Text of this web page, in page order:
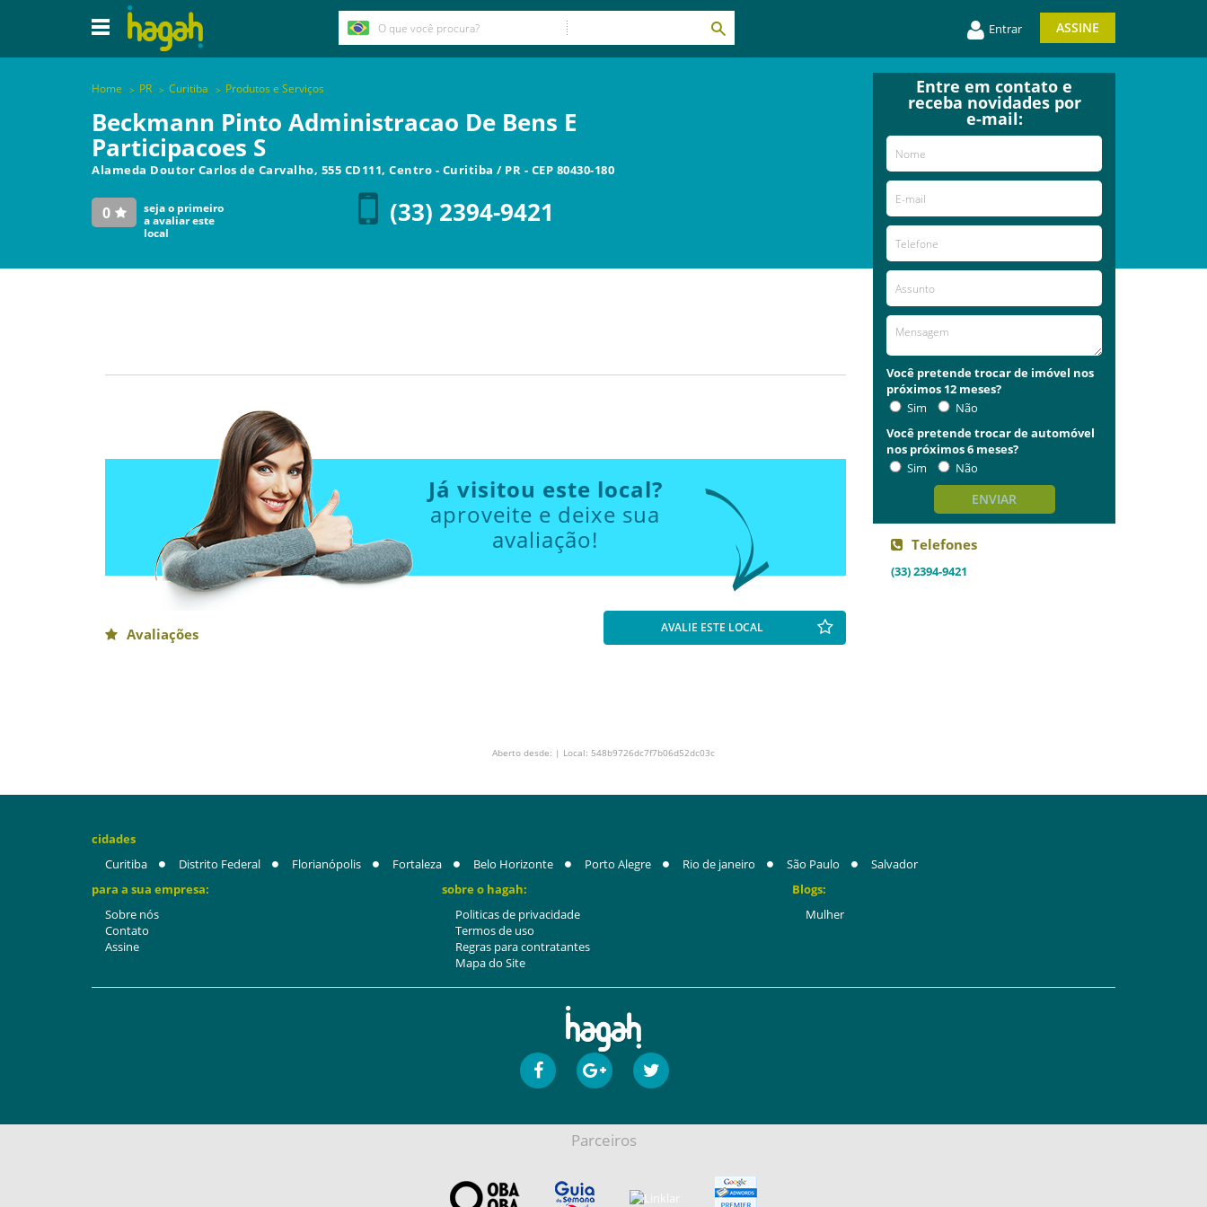
Entrar ASSINE
Home PR Curitiba Produtos e Serviços
Beckmann Pinto Administracao De Bens E
Participacoes S
Alameda Doutor Carlos de Carvalho, 555 CD111, Centro - Curitiba / PR - CEP 80430-180
0
seja o primeiro
a avaliar este
local
(33) 2394-9421
Já visitou este local?
aproveite e deixe sua
avaliação!
Avaliações AVALIE ESTE LOCAL
Entre em contato e
receba novidades por
e-mail:
Você pretende trocar de imóvel nos
próximos 12 meses?
Sim
Não
Você pretende trocar de automóvel
nos próximos 6 meses?
Sim
Não
ENVIAR
Telefones
(33) 2394-9421
Aberto desde: | Local: 548b9726dc7f7b06d52dc03c
cidades
Curitiba
Distrito Federal Florianópolis Fortaleza Belo Horizonte Porto Alegre Rio de janeiro São Paulo
Salvador
para a sua empresa:
Sobre nós
Contato
Assine
sobre o hagah:
Politicas de privacidade
Termos de uso
Regras para contratantes
Mapa do Site
Blogs:
Mulher
Parceiros